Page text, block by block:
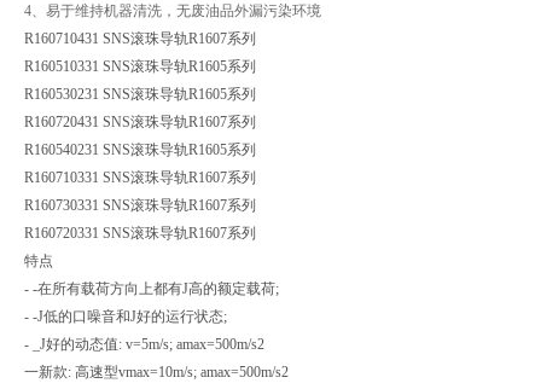
4、易于维持机器清洗，无废油品外漏污染环境
R160710431 SNS滚珠导轨R1607系列
R160510331 SNS滚珠导轨R1605系列
R160530231 SNS滚珠导轨R1605系列
R160720431 SNS滚珠导轨R1607系列
R160540231 SNS滚珠导轨R1605系列
R160710331 SNS滚珠导轨R1607系列
R160730331 SNS滚珠导轨R1607系列
R160720331 SNS滚珠导轨R1607系列
特点
- -在所有载荷方向上都有J高的额定载荷;
- -J低的口噪音和J好的运行状态;
- _J好的动态值: v=5m/s; amax=500m/s2
一新款: 高速型vmax=10m/s; amax=500m/s2